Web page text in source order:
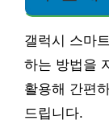
갤럭시 스마
하는 방법을
활용해 간편
드립니다.